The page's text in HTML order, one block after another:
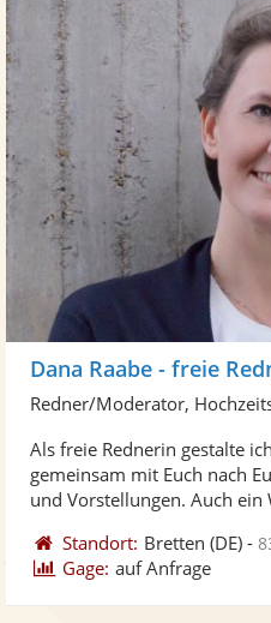
Dana Raabe - freie
Redner/Moderator,
Als freie Rednerin gestalte
gemeinsam mit Euch nach
und Vorstellungen. Auch
Standort: Bretten (DE) -
Gage: auf Anfrage